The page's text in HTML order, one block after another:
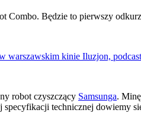
Combo. Będzie to pierwszy
warszawskim kinie Iluzjon,
robot czyszczący Samsunga.
specyfikacji technicznej dowiemy